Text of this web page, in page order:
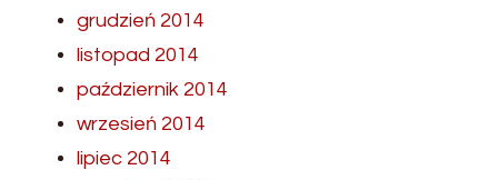
grudzień 2014
listopad 2014
październik 2014
wrzesień 2014
lipiec 2014